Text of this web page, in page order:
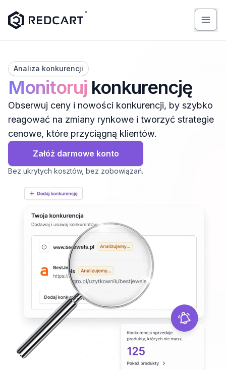
Analiza konkurencji
Monitoruj konkurencję
Obserwuj ceny i nowości konkurencji, by szybko
reagować na zmiany rynkowe i tworzyć strategie
cenowe, które przyciągną klientów.
Załóż darmowe konto
Bez ukrytych kosztów, bez zobowiązań.